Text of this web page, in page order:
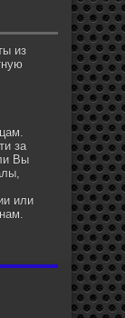
из
за
Вы
или